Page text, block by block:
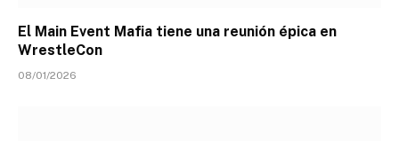
El Main Event Mafia tiene una reunión épica en
WrestleCon
08/01/2026